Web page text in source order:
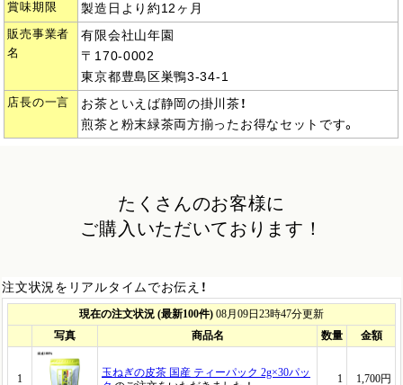
賞味期限 製造日より約12ヶ月
販売事業者
名
有限会社山年園
〒170-0002
東京都豊島区巣鴨3-34-1
店長の一言
お茶といえば静岡の掛川茶！
煎茶と粉末緑茶両方揃ったお得なセットです。
たくさんのお客様に
ご購入いただいております！
注文状況をリアルタイムでお伝え！